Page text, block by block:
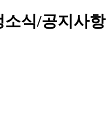
소식/공지사항